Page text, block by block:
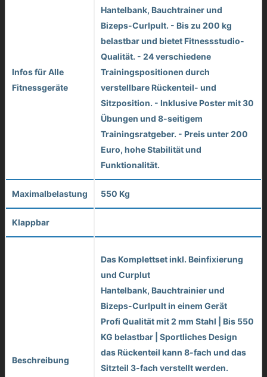
Infos für Alle
Fitnessgeräte
Hantelbank, Bauchtrainer und
Bizeps-Curlpult. - Bis zu 200 kg
belastbar und bietet Fitnessstudio-
Qualität. - 24 verschiedene
Trainingspositionen durch
verstellbare Rückenteil- und
Sitzposition. - Inklusive Poster mit 30
Übungen und 8-seitigem
Trainingsratgeber. - Preis unter 200
Euro, hohe Stabilität und
Funktionalität.
Maximalbelastung 550 Kg
Klappbar
Beschreibung
Das Komplettset inkl. Beinfixierung
und Curplut
Hantelbank, Bauchtrainier und
Bizeps-Curlpult in einem Gerät
Profi Qualität mit 2 mm Stahl | Bis 550
KG belastbar | Sportliches Design
das Rückenteil kann 8-fach und das
Sitzteil 3-fach verstellt werden.